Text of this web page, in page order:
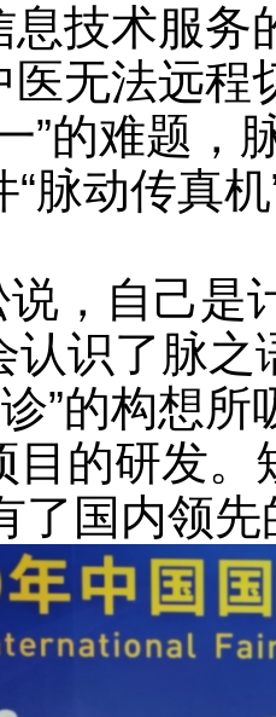
息技术服务
医无法远
”的难题，
“脉动传真
，自己是
认识了脉之
”的构想
目的研发。
了国内领先